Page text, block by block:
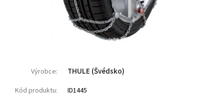
Výrobce: THULE (Švédsko)
Kód produktu: ID1445